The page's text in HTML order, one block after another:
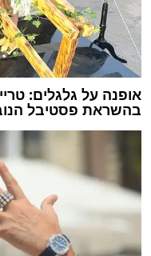
אופנה על גלגלים:
בהשראת פסטיבל